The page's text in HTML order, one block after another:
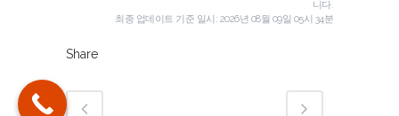
니다.
최종 업데이트 기준 일시: 2026년 08월 09일 05시 34분
Share